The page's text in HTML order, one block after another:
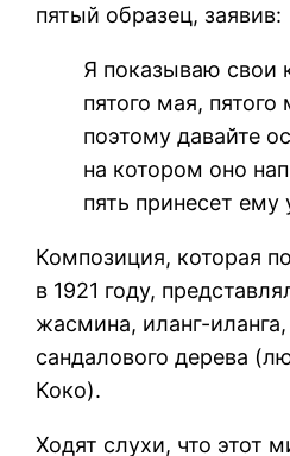
пятый образец, заявив:
Я показываю свои
пятого мая, пятого
поэтому давайте
на котором оно
пять принесет ему
Композиция, которая
в 1921 году,
жасмина, иланг-
сандалового дерева
Коко).
Ходят слухи, что этот